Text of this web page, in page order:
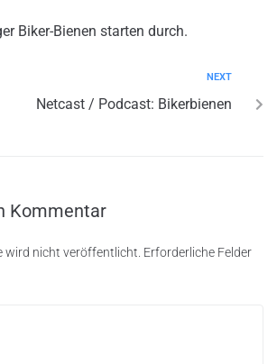
Biker-Bienen starten durch.
NEXT
Netcast / Podcast: Bikerbienen
Kommentar
wird nicht veröffentlicht. Erforderliche Felder